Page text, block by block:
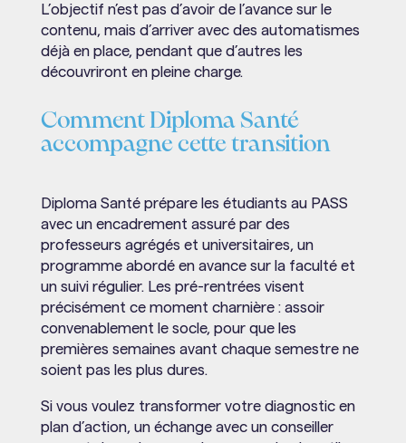
L’objectif n’est pas d’avoir de l’avance sur le
contenu, mais d’arriver avec des automatismes
déjà en place, pendant que d’autres les
découvriront en pleine charge.
Comment Diploma Santé
accompagne cette transition
Diploma Santé prépare les étudiants au PASS
avec un encadrement assuré par des
professeurs agrégés et universitaires, un
programme abordé en avance sur la faculté et
un suivi régulier. Les pré-rentrées visent
précisément ce moment charnière : assoir
convenablement le socle, pour que les
premières semaines avant chaque semestre ne
soient pas les plus dures.
Si vous voulez transformer votre diagnostic en
plan d’action, un échange avec un conseiller